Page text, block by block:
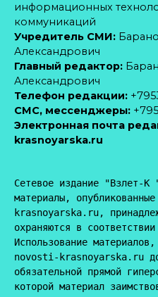
информационных
коммуникаций
Учредитель СМИ:
Александрович
Главный редактор:
Александрович
Телефон редакции:
CМС, мессенджеры:
Электронная почта
krasnoyarska.ru
Сетевое издание "Взлет-
материалы,
krasnoyarska.ru,
охраняются в
Использование
novosti-krasnoyarska.ru
обязательной прямой
которой материал